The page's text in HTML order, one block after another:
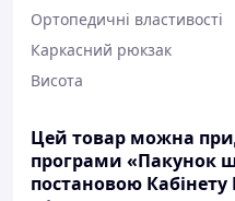
Ортопедичні властивості
Каркасний рюкзак
Висота
Цей товар можна
програми «Пакунок
постановою Кабінету